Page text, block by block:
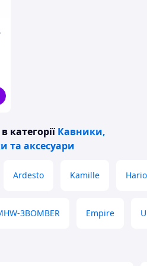
в категорії Кавники,
та аксесуари
Ardesto Kamille Hario
3BOMBER Empire